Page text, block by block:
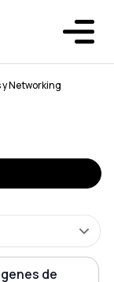
y Networking
de